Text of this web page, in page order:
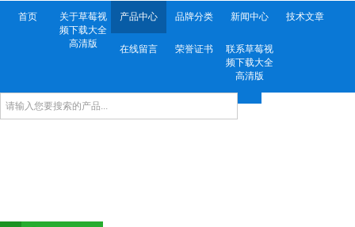
首页
关于草莓视
频下载大全
高清版
产品中心 品牌分类 新闻中心 技术文章
在线留言 荣誉证书
联系草莓视
频下载大全
高清版